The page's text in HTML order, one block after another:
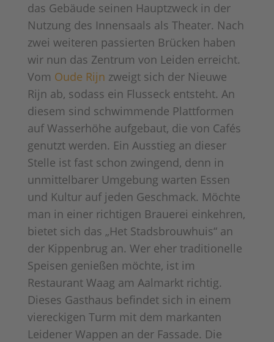
das Gebäude seinen Hauptzweck in der
Nutzung des Innensaals als Theater. Nach
zwei weiteren passierten Brücken haben
wir nun das Zentrum von Leiden erreicht.
Vom Oude Rijn zweigt sich der Nieuwe
Rijn ab, sodass ein Flusseck entsteht. An
diesem sind schwimmende Plattformen
auf Wasserhöhe aufgebaut, die von Cafés
genutzt werden. Ein Ausstieg an dieser
Stelle ist fast schon zwingend, denn in
unmittelbarer Umgebung warten Essen
und Kultur auf jeden Geschmack. Möchte
man in einer richtigen Brauerei einkehren,
bietet sich das „Het Stadsbrouwhuis“ an
der Kippenbrug an. Wer eher traditionelle
Speisen genießen möchte, ist im
Restaurant Waag am Aalmarkt richtig.
Dieses Gasthaus befindet sich in einem
viereckigen Turm mit dem markanten
Leidener Wappen an der Fassade. Die